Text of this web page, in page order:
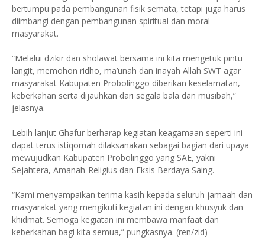
bertumpu pada pembangunan fisik semata, tetapi juga harus
diimbangi dengan pembangunan spiritual dan moral
masyarakat.
“Melalui dzikir dan sholawat bersama ini kita mengetuk pintu
langit, memohon ridho, ma’unah dan inayah Allah SWT agar
masyarakat Kabupaten Probolinggo diberikan keselamatan,
keberkahan serta dijauhkan dari segala bala dan musibah,”
jelasnya.
Lebih lanjut Ghafur berharap kegiatan keagamaan seperti ini
dapat terus istiqomah dilaksanakan sebagai bagian dari upaya
mewujudkan Kabupaten Probolinggo yang SAE, yakni
Sejahtera, Amanah-Religius dan Eksis Berdaya Saing.
“Kami menyampaikan terima kasih kepada seluruh jamaah dan
masyarakat yang mengikuti kegiatan ini dengan khusyuk dan
khidmat. Semoga kegiatan ini membawa manfaat dan
keberkahan bagi kita semua,” pungkasnya. (ren/zid)